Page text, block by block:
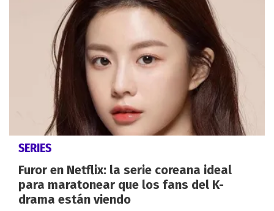
SERIES
Furor en Netflix: la serie coreana ideal
para maratonear que los fans del K-
drama están viendo